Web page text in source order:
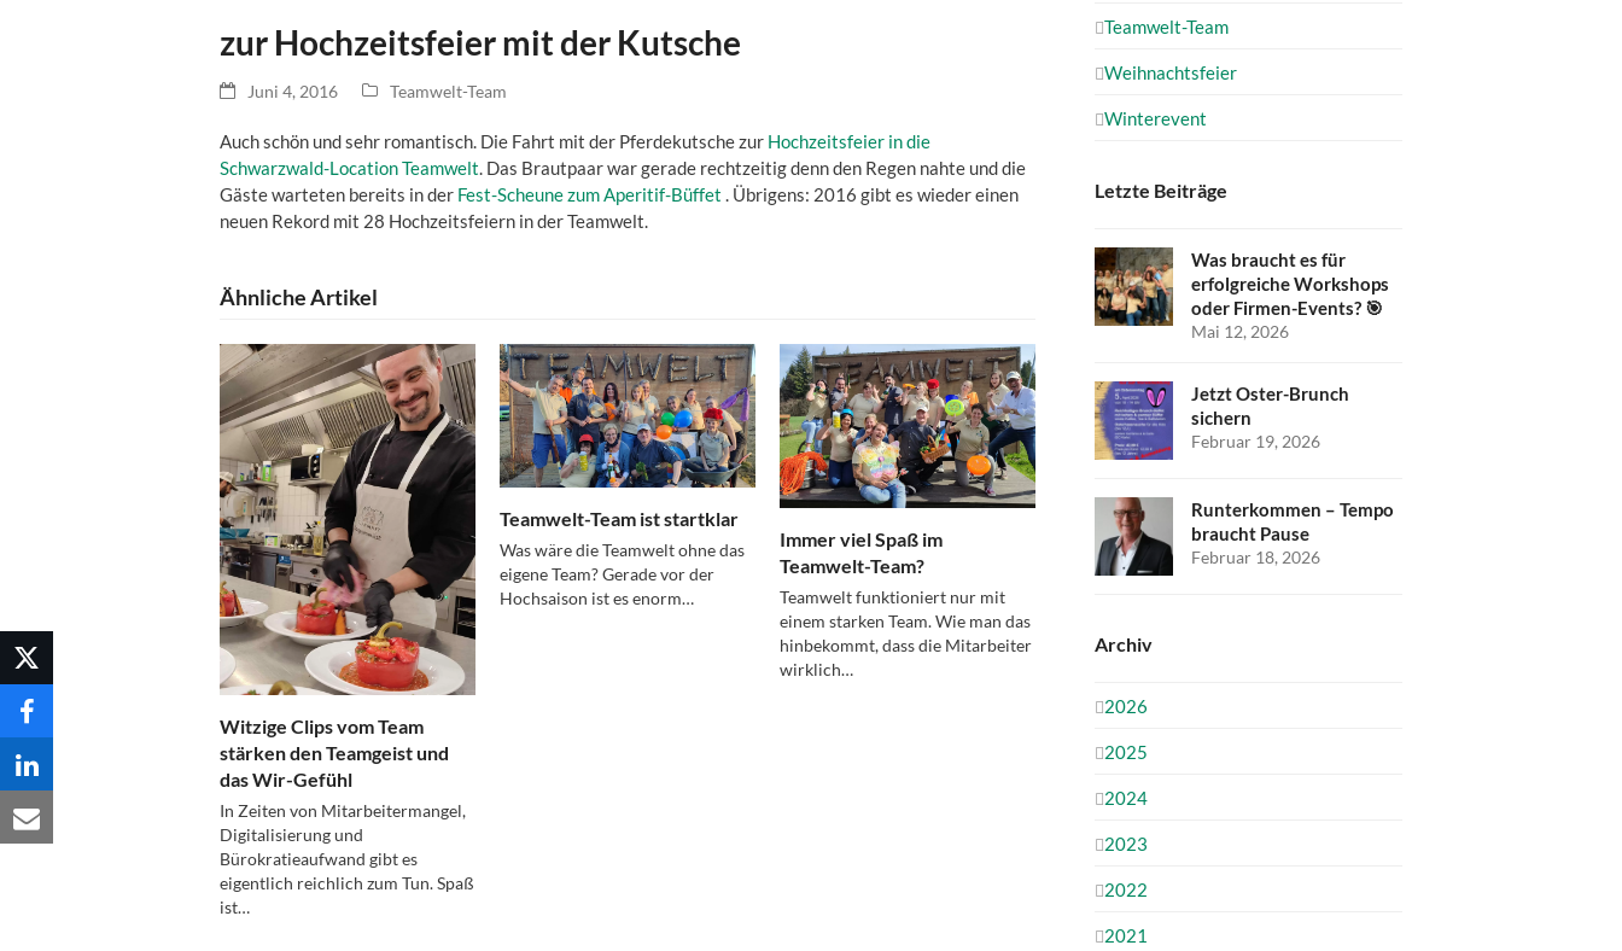
zur Hochzeitsfeier mit der Kutsche
Juni 4, 2016 Teamwelt-Team
Auch schön und sehr romantisch. Die Fahrt mit der Pferdekutsche zur Hochzeitsfeier in die
Schwarzwald-Location Teamwelt. Das Brautpaar war gerade rechtzeitig denn den Regen nahte und die
Gäste warteten bereits in der Fest-Scheune zum Aperitif-Büffet . Übrigens: 2016 gibt es wieder einen
neuen Rekord mit 28 Hochzeitsfeiern in der Teamwelt.
Ähnliche Artikel
Witzige Clips vom Team
stärken den Teamgeist und
das Wir-Gefühl
In Zeiten von Mitarbeitermangel,
Digitalisierung und
Bürokratieaufwand gibt es
eigentlich reichlich zum Tun. Spaß
ist…
Teamwelt-Team ist startklar
Was wäre die Teamwelt ohne das
eigene Team? Gerade vor der
Hochsaison ist es enorm…
Immer viel Spaß im
Teamwelt-Team?
Teamwelt funktioniert nur mit
einem starken Team. Wie man das
hinbekommt, dass die Mitarbeiter
wirklich…
Teamwelt-Team
Weihnachtsfeier
Winterevent
Letzte Beiträge
Was braucht es für
erfolgreiche Workshops
oder Firmen-Events? 🎯
Mai 12, 2026
Jetzt Oster-Brunch
sichern
Februar 19, 2026
Runterkommen – Tempo
braucht Pause
Februar 18, 2026
Archiv
2026
2025
2024
2023
2022
2021